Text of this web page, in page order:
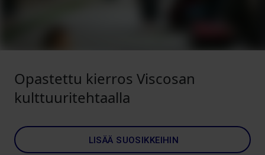
Opastettu kierros Viscosan
kulttuuritehtaalla
LISÄÄ SUOSIKKEIHIN